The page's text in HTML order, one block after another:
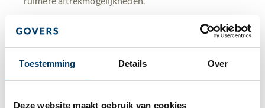
Toestemming Details Over
Deze website maakt gebruik van cookies
Een van de voorgestelde maatregelen is dat binnen
de EU-investeringen in R&D voor fiscale doeleinden